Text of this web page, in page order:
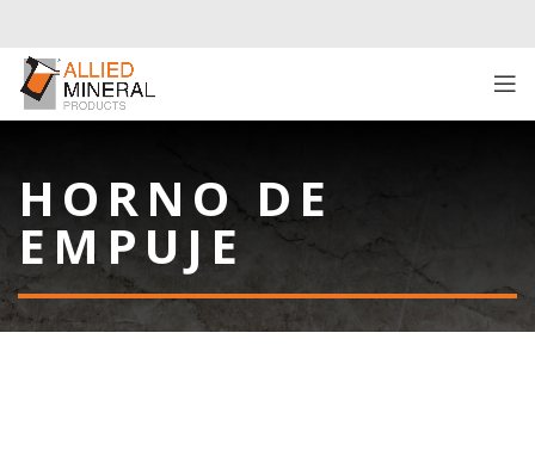
HORNO DE
EMPUJE